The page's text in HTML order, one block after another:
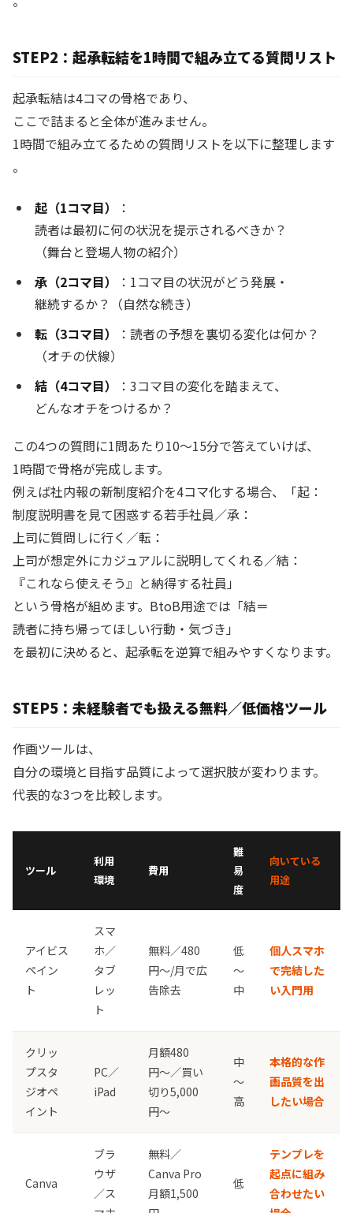
STEP2：起承転結を1時間で組み立てる質問リスト
起承転結は4コマの骨格であり、
ここで詰まると全体が進みません。
1時間で組み立てるための質問リストを以下に整理します
。
起（1コマ目）
：
読者は最初に何の状況を提示されるべきか？
（舞台と登場人物の紹介）
承（2コマ目）
：1コマ目の状況がどう発展・
継続するか？（自然な続き）
転（3コマ目）
：読者の予想を裏切る変化は何か？
（オチの伏線）
結（4コマ目）
：3コマ目の変化を踏まえて、
どんなオチをつけるか？
この4つの質問に1問あたり10〜15分で答えていけば、
1時間で骨格が完成します。
例えば社内報の新制度紹介を4コマ化する場合、「起：
制度説明書を見て困惑する若手社員／承：
上司に質問しに行く／転：
上司が想定外にカジュアルに説明してくれる／結：
『これなら使えそう』と納得する社員」
という骨格が組めます。BtoB用途では「結＝
読者に持ち帰ってほしい行動・気づき」
を最初に決めると、起承転を逆算で組みやすくなります。
STEP5：未経験者でも扱える無料／低価格ツール
作画ツールは、
自分の環境と目指す品質によって選択肢が変わります。
代表的な3つを比較します。
ツール
利用
環境
費用
難
易
度
向いている
用途
アイビス
ペイン
ト
スマ
ホ／
タブ
レッ
ト
無料／480
円〜/月で広
告除去
低
〜
中
個人スマホ
で完結した
い入門用
クリッ
プスタ
ジオペ
イント
PC／
iPad
月額480
円〜／買い
切り5,000
円〜
中
〜
高
本格的な作
画品質を出
したい場合
Canva
ブラ
ウザ
／ス
無料／
Canva Pro
月額1,500
低
テンプレを
起点に組み
合わせたい